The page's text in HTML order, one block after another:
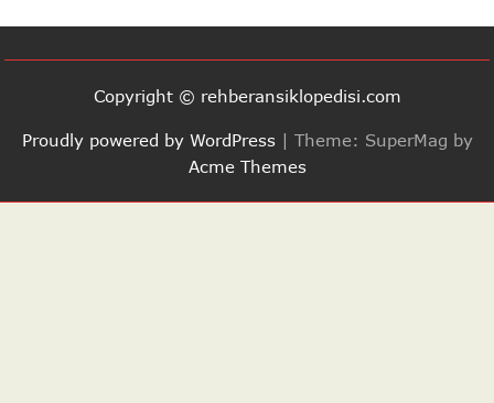
Copyright © rehberansiklopedisi.com
Proudly powered by WordPress | Theme: SuperMag by
Acme Themes